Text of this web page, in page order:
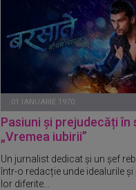
01 IANUARIE 1970
Pasiuni și prejudecăți în
„Vremea iubirii”
Un jurnalist dedicat și un șef
într-o redacție unde idealurile
lor diferite...